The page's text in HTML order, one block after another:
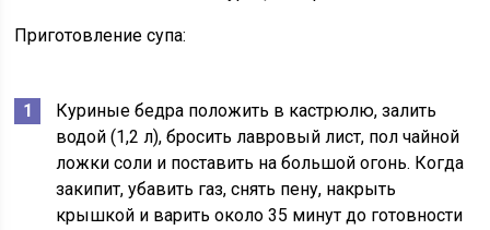
Приготовление супа:
Куриные бедра положить в кастрюлю, залить
водой (1,2 л), бросить лавровый лист, пол чайной
ложки соли и поставить на большой огонь. Когда
закипит, убавить газ, снять пену, накрыть
крышкой и варить около 35 минут до готовности